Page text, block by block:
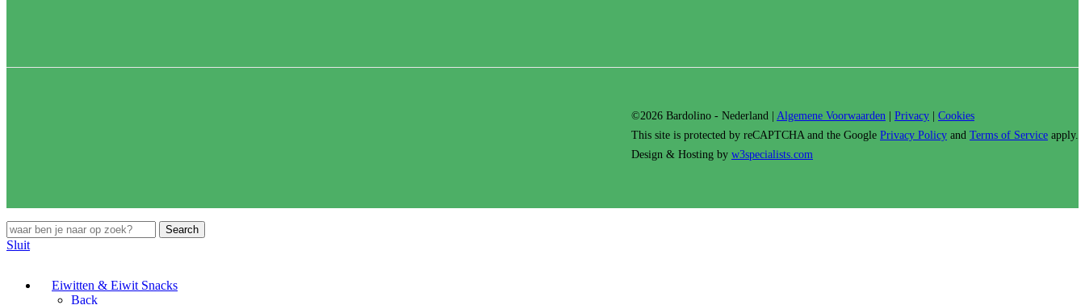
©2026 Bardolino - Nederland | Algemene Voorwaarden Privacy
Cookies
This site is protected by reCAPTCHA and the Google Privacy Policy and Terms of Service apply.
Design & Hosting by w3specialists.com
Search
Sluit
Eiwitten & Eiwit Snacks
Back